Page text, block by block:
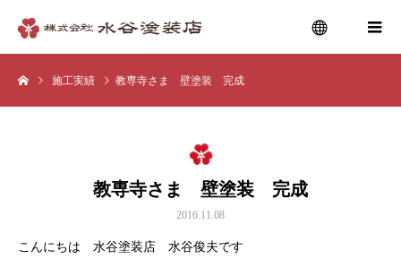
施工実績 教専寺さま 壁塗装 完成
教専寺さま 壁塗装 完成
2016.11.08
こんにちは 水谷塗装店 水谷俊夫です